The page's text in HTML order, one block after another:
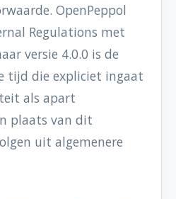
OpenPeppol
Regulations met
versie 4.0.0 is de
tijd die expliciet ingaat
als apart
plaats van dit
uit algemenere